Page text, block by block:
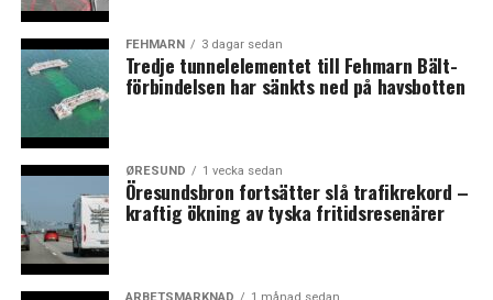
Danmarks radios politiska analytiker Jens Ringberg
menar att regeringen anser situationen ”lika
bekymrande i dag som före samtalet med Donal Trump”
Amerikanskt utspel möter europeiskt motstånd
De danska krismötena skedde som en reaktion på att
den kommande presidentens son, Donald Trump Jr.,
besökte Grönland i förra veckan och Donald Trumps
utspel om att inte utesluta militär makt och
handelstullar mot Danmark. Danmark får dock
uppbackning av flera europeiska stats- och
FEHMARN 3 dagar sedan
Tredje tunnelelementet till Fehmarn Bält-
förbindelsen har sänkts ned på havsbotten
ØRESUND 1 vecka sedan
Öresundsbron fortsätter slå trafikrekord –
kraftig ökning av tyska fritidsresenärer